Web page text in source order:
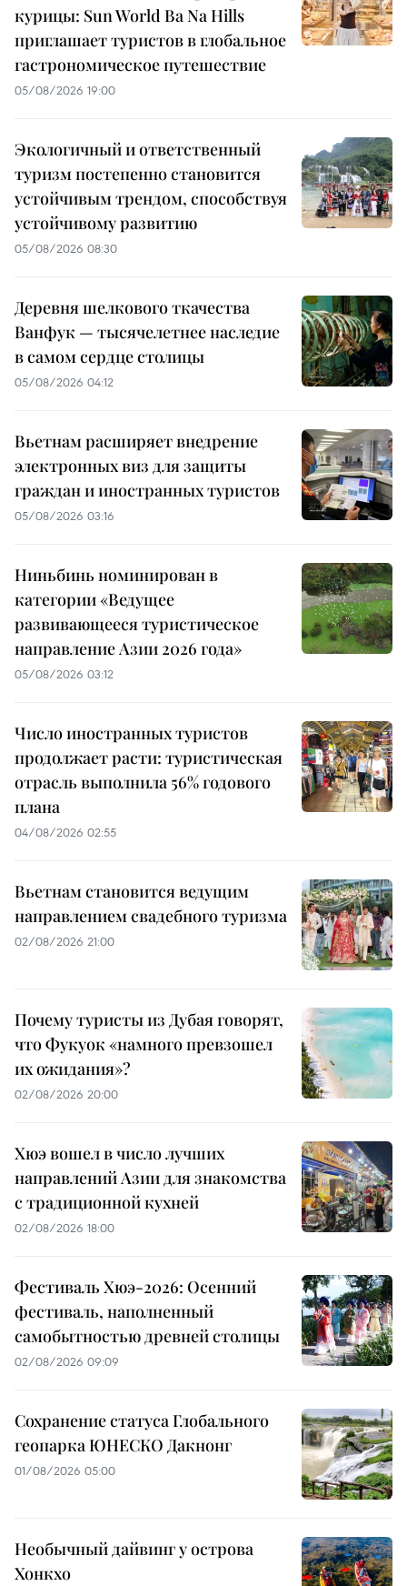
курицы: Sun World Ba Na Hills
приглашает туристов в глобальное
гастрономическое путешествие
05/08/2026 19:00
Экологичный и ответственный
туризм постепенно становится
устойчивым трендом, способствуя
устойчивому развитию
05/08/2026 08:30
Деревня шелкового ткачества
Ванфук — тысячелетнее наследие
в самом сердце столицы
05/08/2026 04:12
Вьетнам расширяет внедрение
электронных виз для защиты
граждан и иностранных туристов
05/08/2026 03:16
Ниньбинь номинирован в
категории «Ведущее
развивающееся туристическое
направление Азии 2026 года»
05/08/2026 03:12
Число иностранных туристов
продолжает расти: туристическая
отрасль выполнила 56% годового
плана
04/08/2026 02:55
Вьетнам становится ведущим
направлением свадебного туризма
02/08/2026 21:00
Почему туристы из Дубая говорят,
что Фукуок «намного превзошел
их ожидания»?
02/08/2026 20:00
Хюэ вошел в число лучших
направлений Азии для знакомства
с традиционной кухней
02/08/2026 18:00
Фестиваль Хюэ-2026: Осенний
фестиваль, наполненный
самобытностью древней столицы
02/08/2026 09:09
Сохранение статуса Глобального
геопарка ЮНЕСКО Дакнонг
01/08/2026 05:00
Необычный дайвинг у острова
Хонкхо